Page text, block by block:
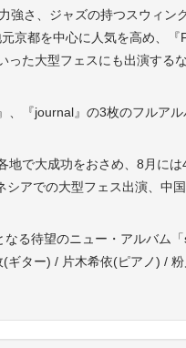
強さ、ジャズの持つスウィン
京都を中心に人気を高め、『
った大型フェスにも出演す
、『journal』の3枚のフルア
地で大成功をおさめ、8月に
シアでの大型フェス出演、中
る待望のニュー・アルバム「
ギター) / 片木希依(ピアノ) /